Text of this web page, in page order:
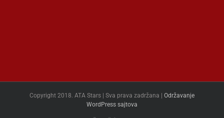
Copyright 2018. ATA Stars | Sva prava zadržana | Održavanje
WordPress sajtova